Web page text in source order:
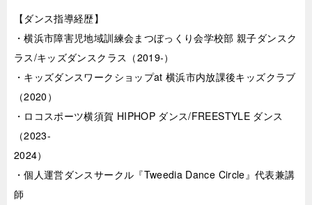
【ダンス指導経歴】
・横浜市障害児地域訓練会まつぼっくり会学校部 親子ダンスク
ラス/キッズダンスクラス（2019-）
・キッズダンスワークショップat 横浜市内放課後キッズクラブ
（2020）
・ロコスポーツ横須賀 HIPHOP ダンス/FREESTYLE ダンス
（2023-
2024）
・個人運営ダンスサークル『Tweedia Dance Circle』代表兼講
師